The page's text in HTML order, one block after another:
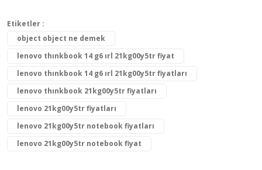
Etiketler :
object object ne demek
lenovo thınkbook 14 g6 ırl 21kg00y5tr fiyat
lenovo thınkbook 14 g6 ırl 21kg00y5tr fiyatları
lenovo thınkbook 21kg00y5tr fiyatları
lenovo 21kg00y5tr fiyatları
lenovo 21kg00y5tr notebook fiyatları
lenovo 21kg00y5tr notebook fiyat